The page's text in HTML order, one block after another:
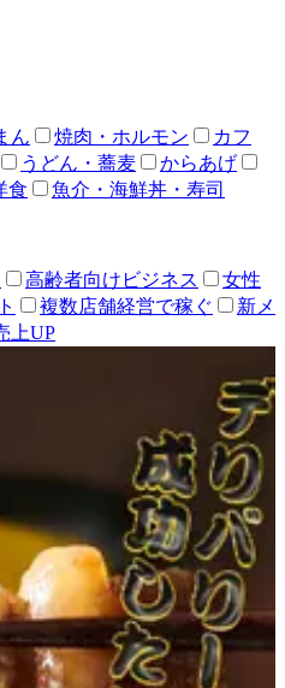
ん 焼肉・ホルモン
カフ
うどん・蕎麦
からあげ
食 魚介・海鮮丼・寿司
高齢者向けビジネス
女性
複数店舗経営で稼ぐ
新メ
上UP